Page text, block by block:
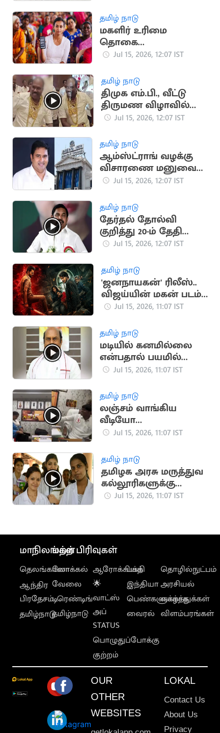
தமிழ் நாடு
மகளிர் உரிமை
தொகை
கிடைக்காதவர்களுக்கு
Jul 15, 2026, 12:07 IST
தமிழ் நாடு
திமுக எம்.பி., வீட்டு
திருமண விழாவில்
நகைகளுடன்
Jul 15, 2026, 12:07 IST
தமிழ் நாடு
ஆம்ஸ்ட்ராங் வழக்கு
விசாரணை மனுவை
திரும்ப பெற்ற தமிழக
Jul 15, 2026, 12:07 IST
தமிழ் நாடு
தேர்தல் தோல்வி
குறித்து 20-ம் தேதி
முதல் இபிஎஸ்
Jul 15, 2026, 12:07 IST
தமிழ் நாடு
'ஜனநாயகன்' ரிலீஸ்..
விஜய்யின் மகன் படம்
தள்ளிப்போக வாய்ப்பு?
Jul 15, 2026, 11:07 IST
தமிழ் நாடு
மடியில் கனமில்லை
என்பதால் பயமில்லை:
அமைச்சர் எ.வ.வேலு
Jul 15, 2026, 11:07 IST
தமிழ் நாடு
லஞ்சம் வாங்கிய
வீடியோ
வெளியானதால்
வீராசாமி நீக்கம்
Jul 15, 2026, 11:07 IST
தமிழ் நாடு
தமிழக அரசு மருத்துவ
கல்லூரிகளுக்கு
கூடுதலாக 150 இடங்கள்
Jul 15, 2026, 11:07 IST
மாநிலங்கள்
தெலங்கானா
ஆந்திர
பிரதேசம்
தமிழ்நாடு
மற்ற பிரிவுகள்
லோக்கல்
வேலை
டிரெண்டிங்
தமிழ்நாடு
ஆரோக்கியம்
🌟
வாட்ஸ்
அப்
STATUS
பொழுதுப்போக்கு
குற்றம்
பக்தி
இந்தியா
பெண்களுக்காக
வைரல்
தொழில்நுட்பம்
அரசியல்
வாழ்த்துக்கள்
விளம்பரங்கள்
OUR
OTHER
WEBSITES
LOKAL
Contact Us
About Us
Privacy